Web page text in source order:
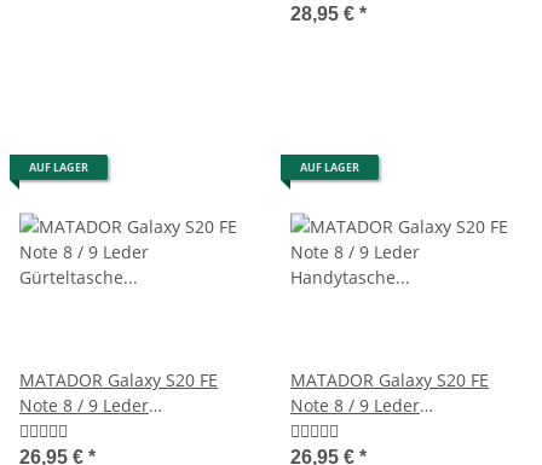
Braun
28,95 € *
AUF LAGER
MATADOR Galaxy S20 FE
Note 8 / 9 Leder
Gürteltasche Vertikal Braun
26,95 € *
AUF LAGER
MATADOR Galaxy S20 FE
Note 8 / 9 Leder
Handytasche Vertikal
Schwarz
26,95 € *